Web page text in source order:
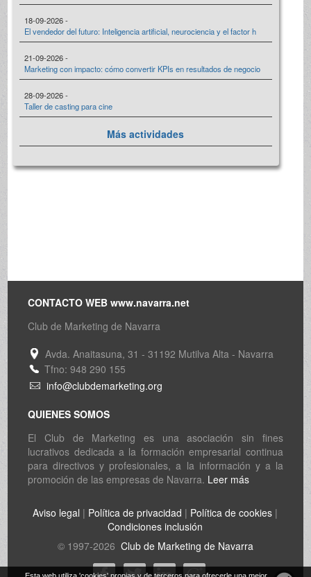
18-09-2026 -
El vendedor del futuro: Inteligencia artificial, neurociencia y el factor h
21-09-2026 -
Marketing con impacto: cómo convertir KPIs en resultados de negocio
28-09-2026 -
Taller de casting para cine
Más actividades
CONTACTO WEB www.navarra.net
Club de Marketing de Navarra
Avda. Anaitasuna, 31 - 31192 Mutilva Alta - Navarra
Tfno: 948 290 155
info@clubdemarketing.org
QUIENES SOMOS
El Club de Marketing es una asociación sin fines
lucrativos dedicada a la formación empresarial continua
para directivos y profesionales, a la información y a la
promoción de las empresas de Navarra. Leer más
Aviso legal | Política de privacidad | Política de cookies |
Condiciones inclusión
© 1997-2026 Club de Marketing de Navarra
Esta web utiliza 'cookies' propias y de terceros para ofrecerle una mejor